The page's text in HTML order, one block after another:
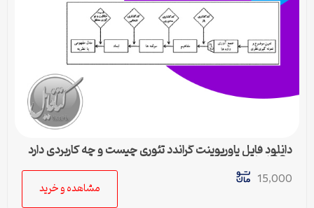
دانلود فایل پاورپوینت گراندد تئوری چیست و چه کاربردی دارد
15,000
مشاهده و خرید